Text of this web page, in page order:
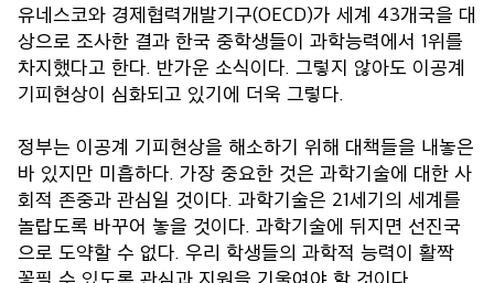
유네스코와 경제협력개발기구(OECD)가 세계 43개국을 대
상으로 조사한 결과 한국 중학생들이 과학능력에서 1위를
차지했다고 한다. 반가운 소식이다. 그렇지 않아도 이공계
기피현상이 심화되고 있기에 더욱 그렇다.
정부는 이공계 기피현상을 해소하기 위해 대책들을 내놓은
바 있지만 미흡하다. 가장 중요한 것은 과학기술에 대한 사
회적 존중과 관심일 것이다. 과학기술은 21세기의 세계를
놀랍도록 바꾸어 놓을 것이다. 과학기술에 뒤지면 선진국
으로 도약할 수 없다. 우리 학생들의 과학적 능력이 활짝